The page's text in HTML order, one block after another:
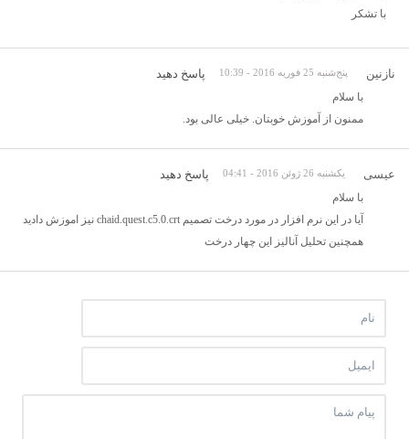
با تشکر
نازنین پنج‌شنبه 25 فوریه 2016 - 10:39 پاسخ دهید
با سلام
ممنون از آموزش خوبتان. خیلی عالی بود.
عیسی یکشنبه 26 ژوئن 2016 - 04:41 پاسخ دهید
با سلام
آیا در این نرم افزار در مورد درخت تصمیم chaid.quest.c5.0.crt نیز اموزش دادید
همچنین تحلیل آنالیز این چهار درخت